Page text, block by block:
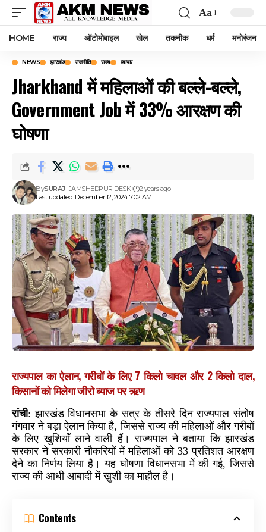
Font
Aa
HOME राज्य ऑटोमोबाइल खेल तकनीक धर्म मनोरंजन
NEWS झारखंड राजनीति राज्य व्यापार
Jharkhand में महिलाओं की बल्ले-बल्ले,
Government Job में 33% आरक्षण की
घोषणा
Last updated: December 12, 2024 7:02 AM
BySURAJ- JAMSHEDPUR DESK 2 years ago
राज्यपाल का ऐलान, गरीबों के लिए 7 किलो चावल और 2 किलो दाल,
किसानों को मिलेगा जीरो ब्याज पर ऋण
रांची: झारखंड विधानसभा के सत्र के तीसरे दिन राज्यपाल संतोष
गंगवार ने बड़ा ऐलान किया है, जिससे राज्य की महिलाओं और गरीबों
के लिए खुशियाँ लाने वाली हैं। राज्यपाल ने बताया कि झारखंड
सरकार ने सरकारी नौकरियों में महिलाओं को 33 प्रतिशत आरक्षण
देने का निर्णय लिया है। यह घोषणा विधानसभा में की गई, जिससे
राज्य की आधी आबादी में खुशी का माहौल है।
Contents